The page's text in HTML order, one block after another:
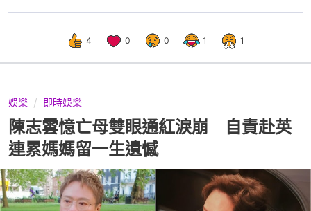
4 0 0 1 1
娛樂 即時娛樂
陳志雲憶亡母雙眼通紅淚崩 自責赴英
連累媽媽留一生遺憾